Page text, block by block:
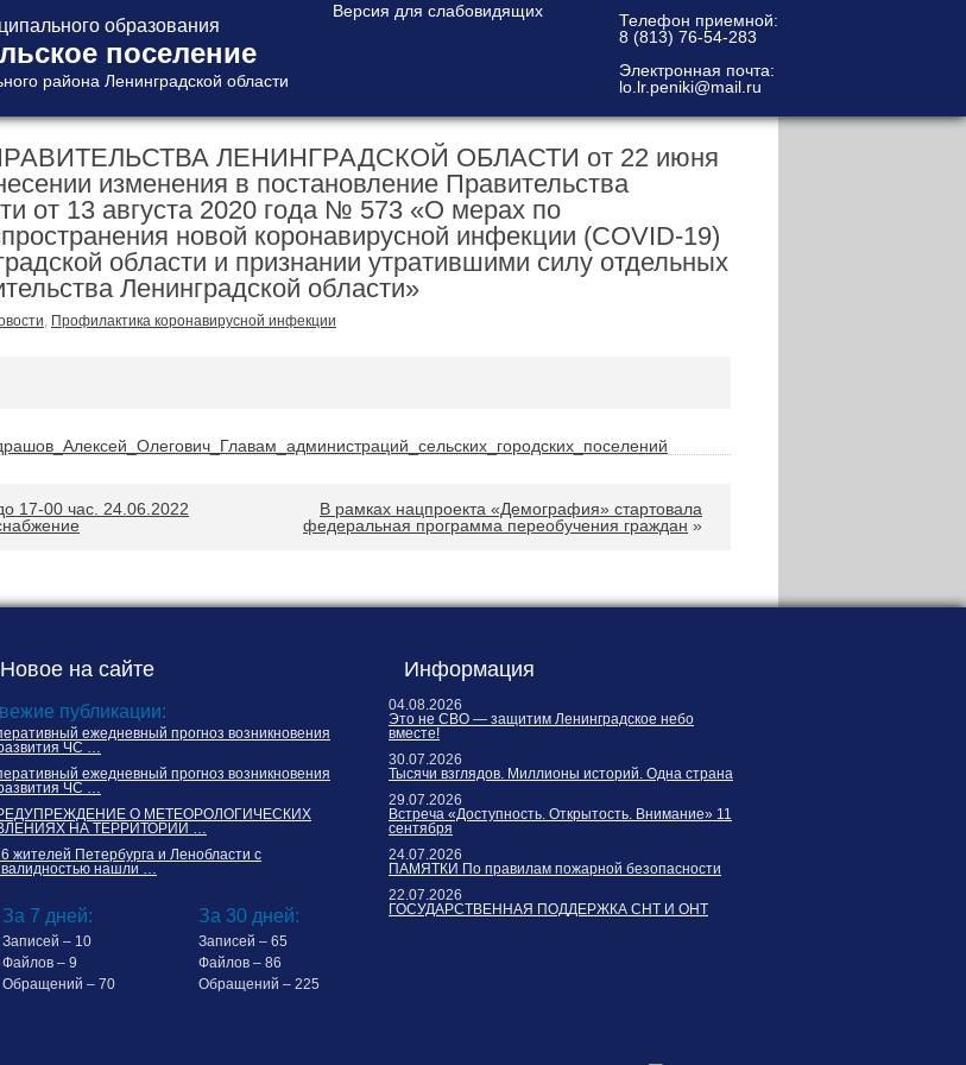
образования
поселение
района Ленинградской области
Телефон приемной:
8 (813) 76-54-283
Электронная почта:
lo.lr.peniki@mail.ru
ЛЕНИНГРАДСКОЙ ОБЛАСТИ от 22 июня
изменения в постановление Правительства
от 13 августа 2020 года № 573 «О мерах по
новой коронавирусной инфекции (COVID-19)
области и признании утратившими силу отдельных
Ленинградской области»
, Профилактика коронавирусной инфекции
17-00 час. 24.06.2022
В рамках нацпроекта «Демография» стартовала
федеральная программа переобучения граждан »
Новое на сайте
публикации:
ежедневный прогноз возникновения
ЧС …
ежедневный прогноз возникновения
ЧС …
О МЕТЕОРОЛОГИЧЕСКИХ
НА ТЕРРИТОРИИ …
жителей Петербурга и Ленобласти с
нашли …
За 7 дней:
Записей – 10
Файлов – 9
Обращений – 70
За 30 дней:
Записей – 65
Файлов – 86
Обращений – 225
Информация
04.08.2026
Это не СВО — защитим Ленинградское небо
вместе!
30.07.2026
Тысячи взглядов. Миллионы историй. Одна страна
29.07.2026
Встреча «Доступность. Открытость. Внимание» 11
сентября
24.07.2026
ПАМЯТКИ По правилам пожарной безопасности
22.07.2026
ГОСУДАРСТВЕННАЯ ПОДДЕРЖКА СНТ И ОНТ